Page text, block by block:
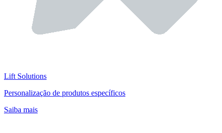
Lift Solutions
Personalização de produtos específicos
Saiba mais